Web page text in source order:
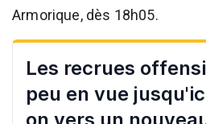
Armorique, dès 18h05.